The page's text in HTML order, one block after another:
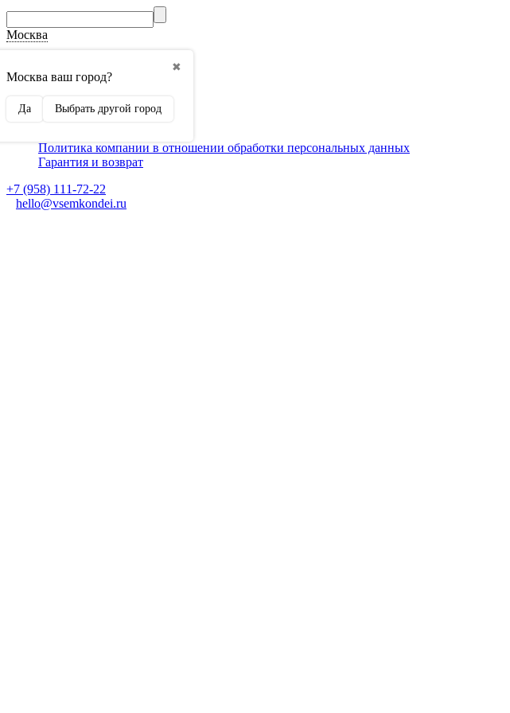
Москва
✖
Москва ваш город?
Да Выбрать другой город
Способы оплаты
Монтаж кондиционеров
Для партнеров
Политика компании в отношении обработки персональных данных
Гарантия и возврат
+7 (958) 111-72-22
hello@vsemkondei.ru